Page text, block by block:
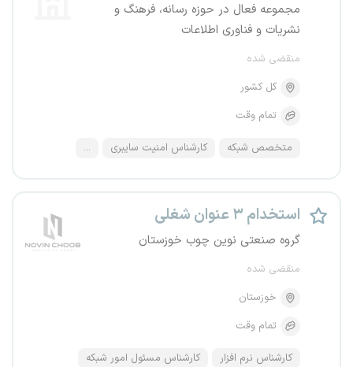
مجموعه فعال در حوزه رسانه، فرهنگ و
نشریات و فناوری اطلاعات
منقضی شده
کل کشور
تمام وقت
متخصص شبکه کارشناس امنیت سایبری ...
استخدام ۳ عنوان شغلی
گروه صنعتی نوین چوب خوزستان
منقضی شده
خوزستان
تمام وقت
کارشناس نرم افزار
کارشناس مسئول امور شبکه